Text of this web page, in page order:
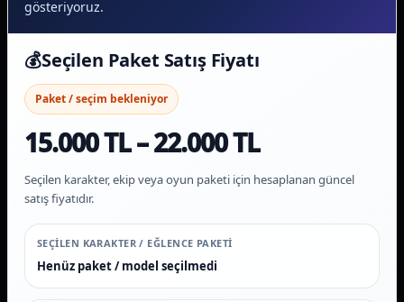
gösteriyoruz.
💰Seçilen Paket Satış Fiyatı
Paket / seçim bekleniyor
15.000 TL – 22.000 TL
Seçilen karakter, ekip veya oyun paketi için hesaplanan güncel
satış fiyatıdır.
SEÇILEN KARAKTER / EĞLENCE PAKETI
Henüz paket / model seçilmedi